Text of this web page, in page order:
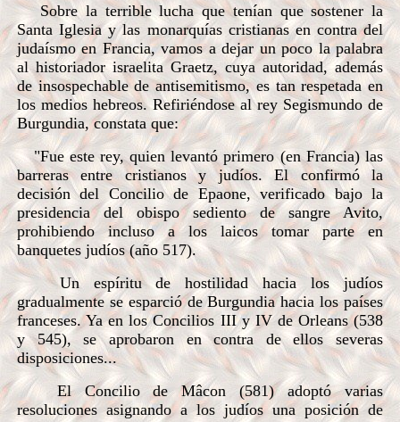
Sobre la terrible lucha que tenían que sostener la
Santa Iglesia y las monarquías cristianas en contra del
judaísmo en Francia, vamos a dejar un poco la palabra
al historiador israelita Graetz, cuya autoridad, además
de insospechable de antisemitismo, es tan respetada en
los medios hebreos. Refiriéndose al rey Segismundo de
Burgundia, constata que:
"Fue este rey, quien levantó primero (en Francia) las
barreras entre cristianos y judíos. El confirmó la
decisión del Concilio de Epaone, verificado bajo la
presidencia del obispo sediento de sangre Avito,
prohibiendo incluso a los laicos tomar parte en
banquetes judíos (año 517).
Un espíritu de hostilidad hacia los judíos
gradualmente se esparció de Burgundia hacia los países
franceses. Ya en los Concilios III y IV de Orleans (538
y 545), se aprobaron en contra de ellos severas
disposiciones...
El Concilio de Mâcon (581) adoptó varias
resoluciones asignando a los judíos una posición de